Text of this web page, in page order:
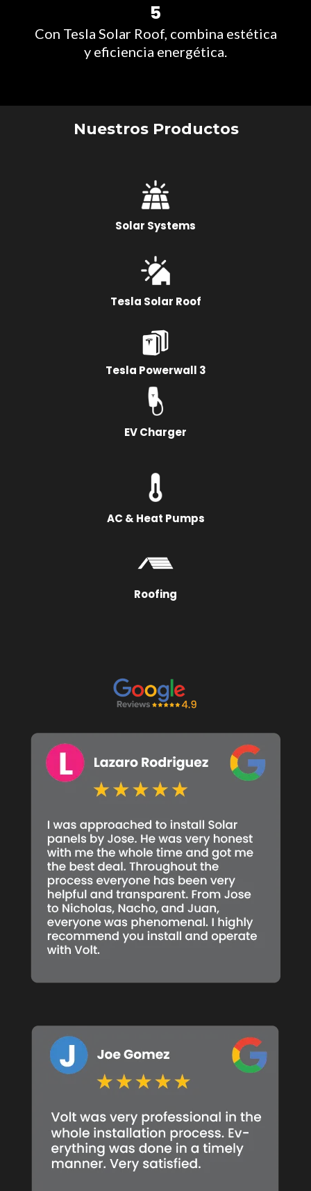
5
Con Tesla Solar Roof, combina estética
y eficiencia energética.
Nuestros Productos
Solar Systems
Tesla Solar Roof
Tesla Powerwall 3
EV Charger
AC & Heat Pumps
Roofing